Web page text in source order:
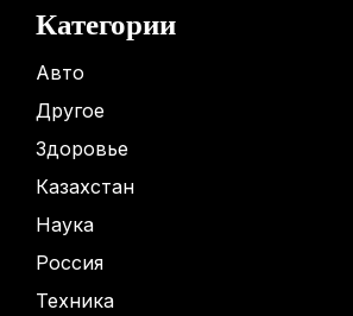
Категории
Авто
Другое
Здоровье
Казахстан
Наука
Россия
Техника